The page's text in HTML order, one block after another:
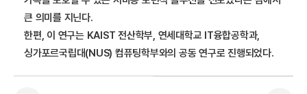
큰 의미를 지닌다.
한편, 이 연구는 KAIST 전산학부, 연세대학교 IT융합공학과,
싱가포르국립대(NUS) 컴퓨팅학부와의 공동 연구로 진행되었다.